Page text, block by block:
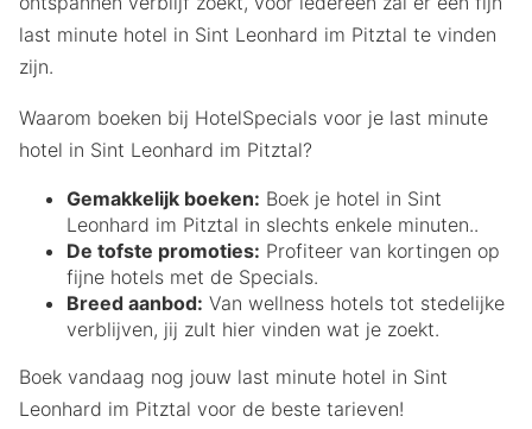
last minute hotel in Sint Leonhard im Pitztal te vinden
zijn.
Waarom boeken bij HotelSpecials voor je last minute
hotel in Sint Leonhard im Pitztal?
Gemakkelijk boeken: Boek je hotel in Sint
Leonhard im Pitztal in slechts enkele minuten..
De tofste promoties: Profiteer van kortingen op
fijne hotels met de Specials.
Breed aanbod: Van wellness hotels tot stedelijke
verblijven, jij zult hier vinden wat je zoekt.
Boek vandaag nog jouw last minute hotel in Sint
Leonhard im Pitztal voor de beste tarieven!